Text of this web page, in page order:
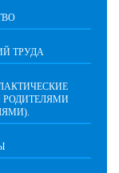
ТРУДА